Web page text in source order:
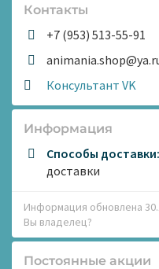
Контакты
+7 (953) 513-55-91
Консультант VK
Информация
Способы доставки:
доставки
Информация обновлена
Вы владелец?
Постоянные акции